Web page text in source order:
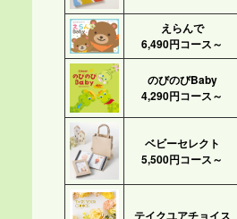
えらんで
6,490円コース～
のびのびBaby
4,290円コース～
ベビーセレクト
5,500円コース～
テイクユアチョイス